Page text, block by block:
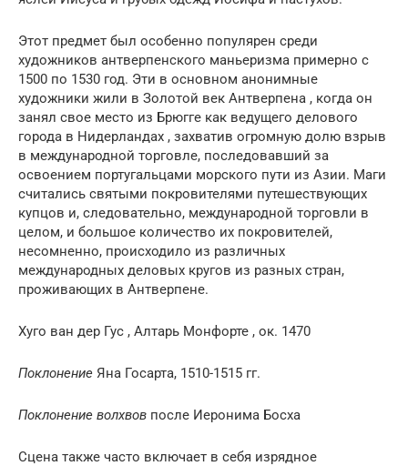
Этот предмет был особенно популярен среди
художников антверпенского маньеризма примерно с
1500 по 1530 год. Эти в основном анонимные
художники жили в Золотой век Антверпена , когда он
занял свое место из Брюгге как ведущего делового
города в Нидерландах , захватив огромную долю взрыв
в международной торговле, последовавший за
освоением португальцами морского пути из Азии. Маги
считались святыми покровителями путешествующих
купцов и, следовательно, международной торговли в
целом, и большое количество их покровителей,
несомненно, происходило из различных
международных деловых кругов из разных стран,
проживающих в Антверпене.
Хуго ван дер Гус , Алтарь Монфорте , ок. 1470
Поклонение Яна Госарта, 1510-1515 гг.
Поклонение волхвов после Иеронима Босха
Сцена также часто включает в себя изрядное